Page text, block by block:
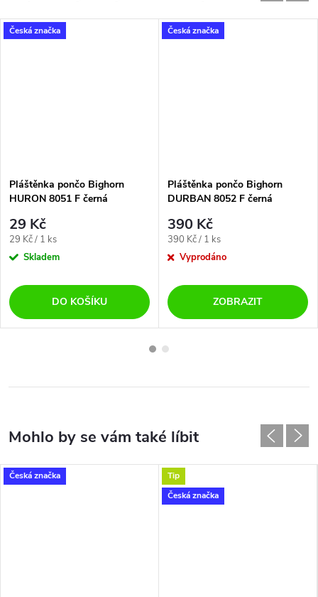
Česká značka
Pláštěnka pončo Bighorn
HURON 8051 F černá
29 Kč
Měrná
cena:
29 Kč / 1 ks
Skladem
DO KOŠÍKU
Česká značka
Pláštěnka pončo Bighorn
DURBAN 8052 F černá
390 Kč
Měrná
cena:
390 Kč / 1 ks
Vyprodáno
ZOBRAZIT
Česká značka
Tip
Česká značka